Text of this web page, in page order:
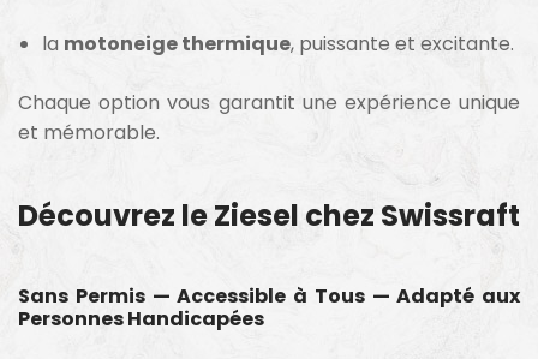
la motoneige thermique, puissante et excitante.
Chaque option vous garantit une expérience unique
et mémorable.
Découvrez le Ziesel chez Swissraft
Sans Permis — Accessible à Tous — Adapté aux
Personnes Handicapées